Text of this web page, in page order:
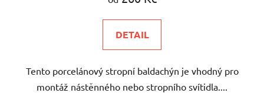
DETAIL
Tento porcelánový stropní baldachýn je vhodný pro
montáž nástěnného nebo stropního svítidla....